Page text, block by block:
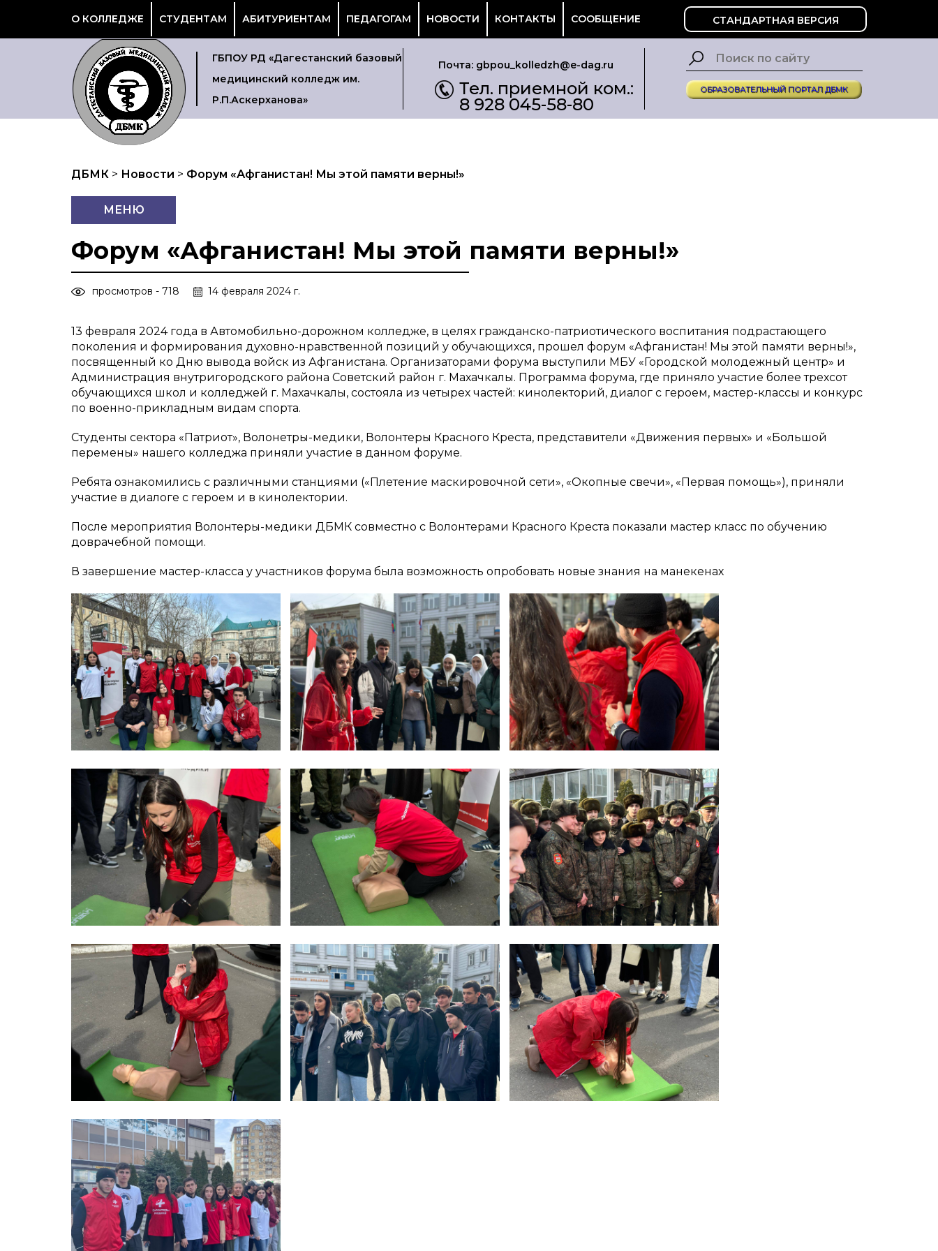
О КОЛЛЕДЖЕ СТУДЕНТАМ АБИТУРИЕНТАМ ПЕДАГОГАМ НОВОСТИ КОНТАКТЫ СООБЩЕНИЕ СТАНДАРТНАЯ ВЕРСИЯ
ГБПОУ РД «Дагестанский базовый
медицинский колледж им.
Р.П.Аскерханова»
Почта: gbpou_kolledzh@e-dag.ru
Тел. приемной ком.:
8 928 045-58-80
ОБРАЗОВАТЕЛЬНЫЙ ПОРТАЛ ДБМК
ДБМК > Новости > Форум «Афганистан! Мы этой памяти верны!»
МЕНЮ
Форум «Афганистан! Мы этой памяти верны!»
просмотров - 718 14 февраля 2024 г.
13 февраля 2024 года в Автомобильно-дорожном колледже, в целях гражданско-патриотического воспитания подрастающего
поколения и формирования духовно-нравственной позиций у обучающихся, прошел форум «Афганистан! Мы этой памяти верны!»,
посвященный ко Дню вывода войск из Афганистана. Организаторами форума выступили МБУ «Городской молодежный центр» и
Администрация внутригородского района Советский район г. Махачкалы. Программа форума, где приняло участие более трехсот
обучающихся школ и колледжей г. Махачкалы, состояла из четырех частей: кинолекторий, диалог с героем, мастер-классы и конкурс
по военно-прикладным видам спорта.
Студенты сектора «Патриот», Волонетры-медики, Волонтеры Красного Креста, представители «Движения первых» и «Большой
перемены» нашего колледжа приняли участие в данном форуме.
Ребята ознакомились с различными станциями («Плетение маскировочной сети», «Окопные свечи», «Первая помощь»), приняли
участие в диалоге с героем и в кинолектории.
После мероприятия Волонтеры-медики ДБМК совместно с Волонтерами Красного Креста показали мастер класс по обучению
доврачебной помощи.
В завершение мастер-класса у участников форума была возможность опробовать новые знания на манекенах